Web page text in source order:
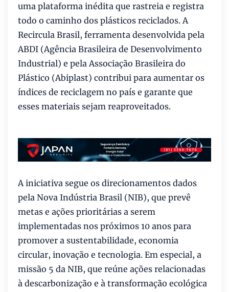
uma plataforma inédita que rastreia e registra
todo o caminho dos plásticos reciclados. A
Recircula Brasil, ferramenta desenvolvida pela
ABDI (Agência Brasileira de Desenvolvimento
Industrial) e pela Associação Brasileira do
Plástico (Abiplast) contribui para aumentar os
índices de reciclagem no país e garante que
esses materiais sejam reaproveitados.
A iniciativa segue os direcionamentos dados
pela Nova Indústria Brasil (NIB), que prevê
metas e ações prioritárias a serem
implementadas nos próximos 10 anos para
promover a sustentabilidade, economia
circular, inovação e tecnologia. Em especial, a
missão 5 da NIB, que reúne ações relacionadas
à descarbonização e à transformação ecológica